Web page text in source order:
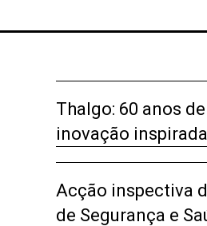
Thalgo: 60 anos
inovação
Acção inspectiva
de Segurança e